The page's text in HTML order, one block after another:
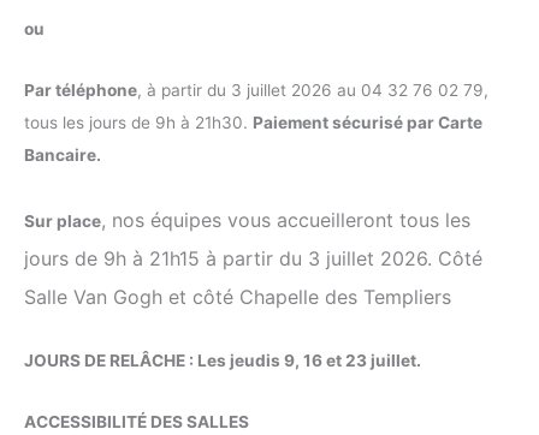
ou
Par téléphone, à partir du 3 juillet 2026 au 04 32 76 02 79,
tous les jours de 9h à 21h30. Paiement sécurisé par Carte
Bancaire.
Sur place, nos équipes vous accueilleront tous les
jours de 9h à 21h15 à partir du 3 juillet 2026. Côté
Salle Van Gogh et côté Chapelle des Templiers
JOURS DE RELÂCHE : Les jeudis 9, 16 et 23 juillet.
ACCESSIBILITÉ DES SALLES